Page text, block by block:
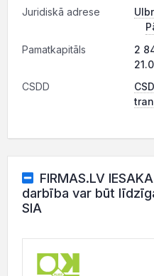
Juridiskā adrese
Pamatkapitāls
2
CSDD
FIRMAS.LV
darbība var būt līdzīga
SIA